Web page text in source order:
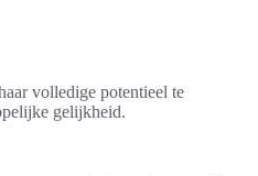
volledige potentieel te
gelijkheid.